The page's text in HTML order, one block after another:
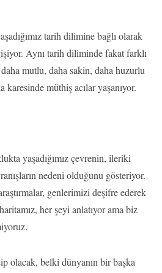
tarih dilimine bağlı olarak
Aynı tarih diliminde fakat farklı
mutlu, daha sakin, daha huzurlu
müthiş acılar yaşanıyor.
yaşadığımız çevrenin, ileriki
nedeni olduğunu gösteriyor.
genlerimizi deşifre ederek
her şeyi anlatıyor ama biz
olacak, belki dünyanın bir başka